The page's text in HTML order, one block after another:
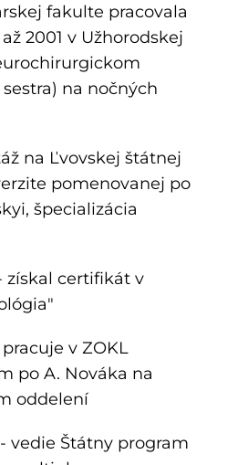
fakulte pracovala
2001 v Užhorodskej
na nočných
na Ľvovskej štátnej
pomenovanej po
špecializácia
získal certifikát v
v ZOKL
po A. Nováka na
oddelení
vedie Štátny program